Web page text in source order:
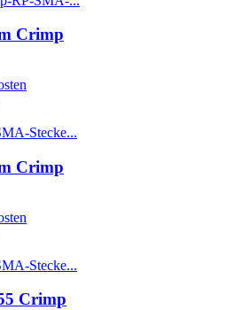
Crimp
Crimp
Crimp